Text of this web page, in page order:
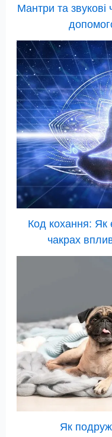
Мантри та звукові
Код кохання: Як
чакрах
Як